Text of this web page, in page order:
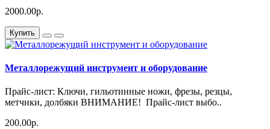
2000.00р.
Купить
Металлорежущий инструмент и оборудование
Прайс-лист: Ключи, гильотинные ножи, фрезы, резцы,
метчики, долбяки ВНИМАНИЕ! Прайс-лист выбо..
200.00р.